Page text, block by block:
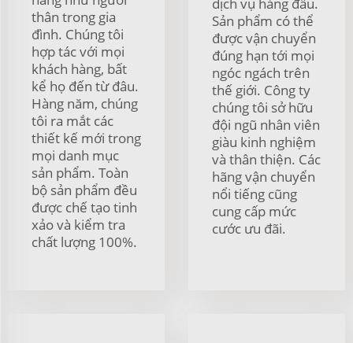
thân trong gia
đình. Chúng tôi
hợp tác với mọi
khách hàng, bất
kể họ đến từ đâu.
Hàng năm, chúng
tôi ra mắt các
thiết kế mới trong
mọi danh mục
sản phẩm. Toàn
bộ sản phẩm đều
được chế tạo tinh
xảo và kiểm tra
chất lượng 100%.
Sản phẩm có thể
được vận chuyển
đúng hạn tới mọi
ngóc ngách trên
thế giới. Công ty
chúng tôi sở hữu
đội ngũ nhân viên
giàu kinh nghiệm
và thân thiện. Các
hãng vận chuyển
nổi tiếng cũng
cung cấp mức
cước ưu đãi.